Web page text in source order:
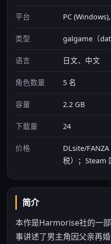
平台 PC
类型 galgame（
语言 日文、中文
角色数量 5 名
容量 2.2 GB
下载量 24
价格
DLsite/
税）；Steam
简介
本作是Harmorise社的一
事讲述了男主角因父亲再